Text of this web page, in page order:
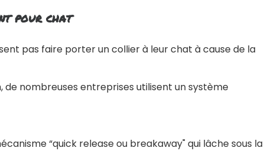
pour chat
pas faire porter un collier à leur chat à cause de la
nombreuses entreprises utilisent un système
“quick release ou breakaway" qui lâche sous la